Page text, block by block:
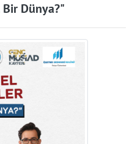
Dünya?"